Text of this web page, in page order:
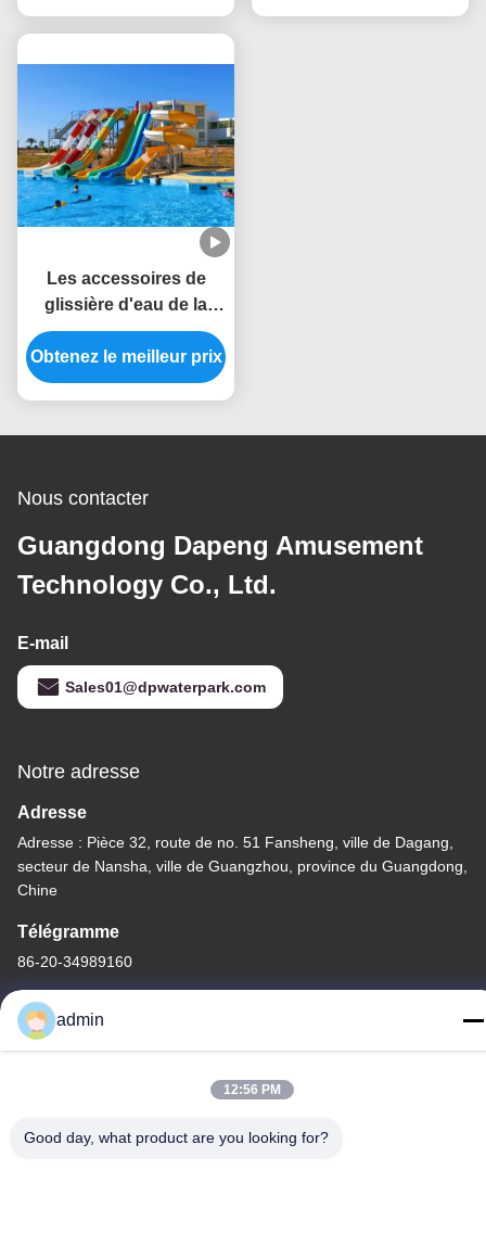
Les accessoires de
glissière d'eau de la
piscine pour adultes
comprennent un
système
en eau et de traitement
Obtenez le meilleur prix
Nous contacter
Guangdong Dapeng Amusement
Technology Co., Ltd.
E-mail
Sales01@dpwaterpark.com
Notre adresse
Adresse
Adresse : Pièce 32, route de no. 51 Fansheng, ville de Dagang,
secteur de Nansha, ville de Guangzhou, province du Guangdong,
Chine
Télégramme
86-20-34989160
Politique de confidentialité |
-2026 Guangdong Dapeng Amusement Technology Co., Ltd.
admin
12:56 PM
Good day, what product are you looking for?